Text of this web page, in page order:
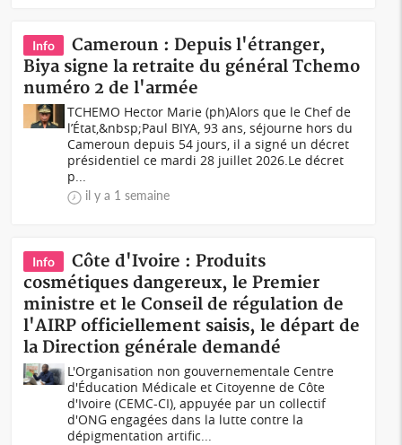
Info
Cameroun : Depuis l'étranger,
Biya signe la retraite du général Tchemo
numéro 2 de l'armée
TCHEMO Hector Marie (ph)Alors que le Chef de
l’État,&nbsp;Paul BIYA, 93 ans, séjourne hors du
Cameroun depuis 54 jours, il a signé un décret
présidentiel ce mardi 28 juillet 2026.Le décret
p...
il y a 1 semaine
Info
Côte d'Ivoire : Produits
cosmétiques dangereux, le Premier
ministre et le Conseil de régulation de
l'AIRP officiellement saisis, le départ de
la Direction générale demandé
L'Organisation non gouvernementale Centre
d'Éducation Médicale et Citoyenne de Côte
d'Ivoire (CEMC-CI), appuyée par un collectif
d'ONG engagées dans la lutte contre la
dépigmentation artific...